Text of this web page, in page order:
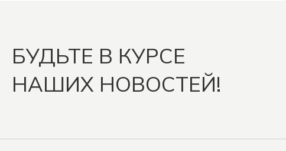
БУДЬТЕ В КУРСЕ
НАШИХ НОВОСТЕЙ!